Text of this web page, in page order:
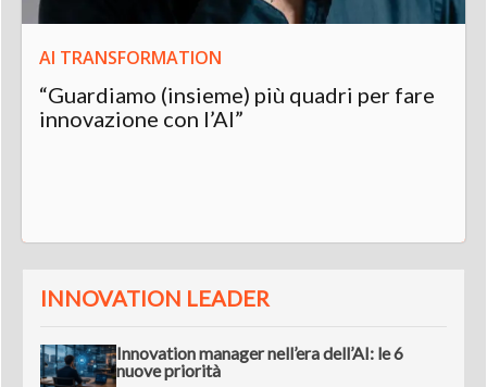
AI TRANSFORMATION
“Guardiamo (insieme) più quadri per fare
innovazione con l’AI”
INNOVATION LEADER
Innovation manager nell’era dell’AI: le 6
nuove priorità